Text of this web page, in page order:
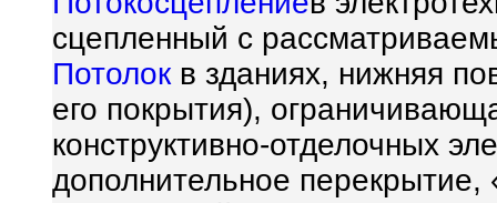
сцепленный с
Потолок в зданиях, нижняя
его покрытия),
конструктивно-отделочных
дополнительное